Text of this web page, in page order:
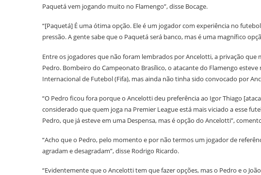
Paquetá vem jogando muito no Flamengo”, disse Bocage.
“[Paquetá] É uma ótima opção. Ele é um jogador com experiência no
pressão. A gente sabe que o Paquetá será banco, mas é uma magnífico
Entre os jogadores que não foram lembrados por Ancelotti, a privação que
Pedro. Bombeiro do Campeonato Brasílico, o atacante do Flamengo
Internacional de Futebol (Fifa), mas ainda não tinha sido convocado por
“O Pedro ficou fora porque o Ancelotti deu preferência ao Igor Thiago
considerado que quem joga na Premier League está mais viciado a esse
Pedro, que já esteve em uma Despensa, mas é opção do Ancelotti”,
“Acho que o Pedro, pelo momento e por não termos um jogador de
agradam e desagradam”, disse Rodrigo Ricardo.
“Evidentemente que o Ancelotti tem que fazer opções, mas o Pedro e o